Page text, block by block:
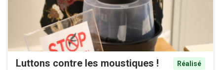
Luttons contre les moustiques !
Réalisé